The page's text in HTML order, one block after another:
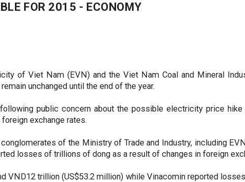
FOR 2015 - ECONOMY
of Viet Nam (EVN) and the Viet Nam Coal and Mineral
unchanged until the end of the year.
public concern about the possible electricity price
exchange rates.
of the Ministry of Trade and Industry, including
losses of trillions of dong as a result of changes in foreign
VND12 trillion (US$53.2 million) while Vinacomin reported